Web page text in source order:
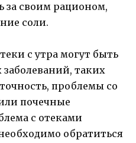
за своим рационом,
соли.
с утра могут быть
таких
проблемы со
почечные
с отеками
обратиться